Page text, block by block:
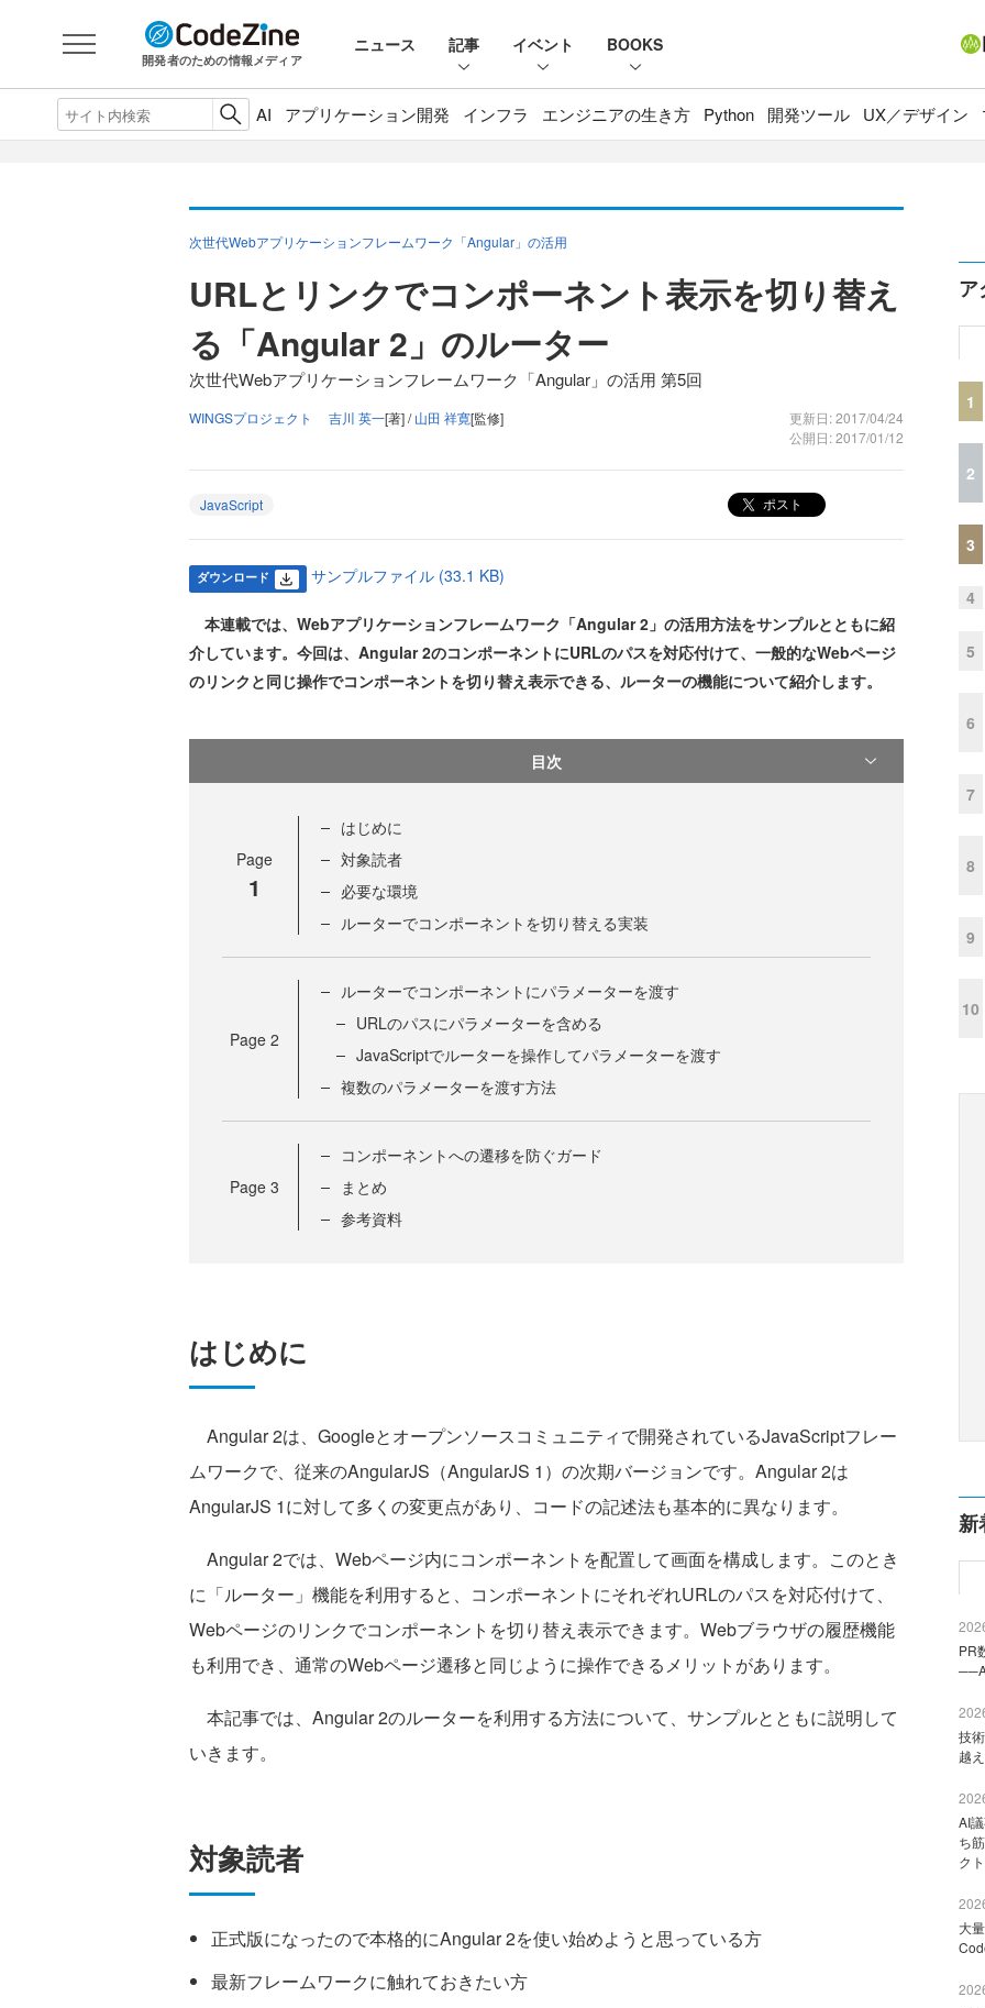
開発者のための情報メディア
ニュース 記事 イベント BOOKS
AI アプリケーション開発 インフラ エンジニアの生き方 Python 開発ツール UX／デザイン
次世代Webアプリケーションフレームワーク「Angular」の活用
URLとリンクでコンポーネント表示を切り替え
る「Angular 2」のルーター
次世代Webアプリケーションフレームワーク「Angular」の活用 第5回
WINGSプロジェクト 吉川 英一[著] /山田 祥寛[監修]
更新日: 2017/04/24
公開日: 2017/01/12
JavaScript ポスト
ダウンロード サンプルファイル (33.1 KB)
本連載では、Webアプリケーションフレームワーク「Angular 2」の活用方法をサンプルとともに紹
介しています。今回は、Angular 2のコンポーネントにURLのパスを対応付けて、一般的なWebページ
のリンクと同じ操作でコンポーネントを切り替え表示できる、ルーターの機能について紹介します。
目次
Page
1
はじめに
対象読者
必要な環境
ルーターでコンポーネントを切り替える実装
Page 2
ルーターでコンポーネントにパラメーターを渡す
URLのパスにパラメーターを含める
JavaScriptでルーターを操作してパラメーターを渡す
複数のパラメーターを渡す方法
Page 3
コンポーネントへの遷移を防ぐガード
まとめ
参考資料
はじめに
Angular 2は、Googleとオープンソースコミュニティで開発されているJavaScriptフレー
ムワークで、従来のAngularJS（AngularJS 1）の次期バージョンです。Angular 2は
AngularJS 1に対して多くの変更点があり、コードの記述法も基本的に異なります。
Angular 2では、Webページ内にコンポーネントを配置して画面を構成します。このとき
に「ルーター」機能を利用すると、コンポーネントにそれぞれURLのパスを対応付けて、
Webページのリンクでコンポーネントを切り替え表示できます。Webブラウザの履歴機能
も利用でき、通常のWebページ遷移と同じように操作できるメリットがあります。
本記事では、Angular 2のルーターを利用する方法について、サンプルとともに説明して
いきます。
対象読者
正式版になったので本格的にAngular 2を使い始めようと思っている方
最新フレームワークに触れておきたい方
ア
1
2
3
4
5
6
7
8
9
10
新
PR
技
越
AI
ち
ク
大